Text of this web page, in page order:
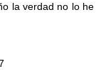
la verdad no lo he